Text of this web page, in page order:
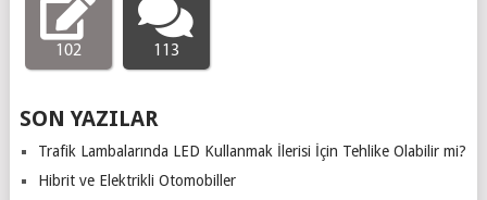
102 113
SON YAZILAR
Trafik Lambalarında LED Kullanmak İlerisi İçin Tehlike Olabilir mi?
Hibrit ve Elektrikli Otomobiller